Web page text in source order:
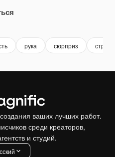
рука сюрприз страх
ваших лучших работ.
среди креаторов,
и студий.